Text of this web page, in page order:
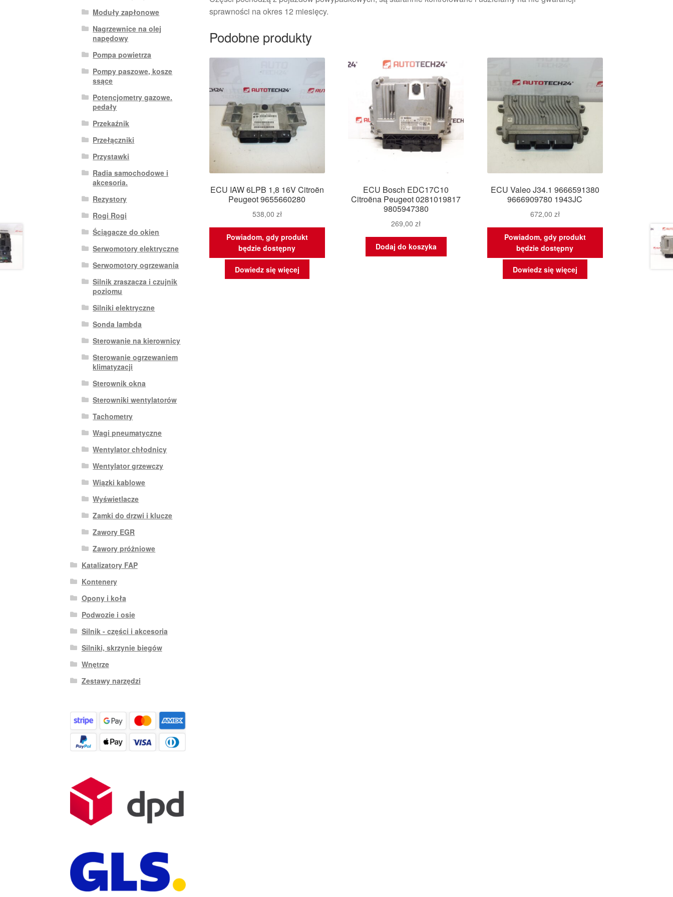
sprawności na okres 12 miesięcy.
Podobne produkty
ECU IAW 6LPB 1,8 16V Citroën
Peugeot 9655660280
538,00 zł
Powiadom, gdy produkt
będzie dostępny
Dowiedz się więcej
ECU Bosch EDC17C10
Citroëna Peugeot 0281019817
9805947380
269,00zł
Dodaj do koszyka
ECU Valeo J34.1 9666591380
9666909780 1943JC
672,00 zł
Powiadom, gdy produkt
będzie dostępny
Dowiedz się więcej
Moduły zapłonowe
Nagrzewnice na olej
napędowy
Pompa powietrza
Pompy paszowe, kosze
ssące
Potencjometry gazowe.
pedały
Przekaźnik
Przełączniki
Przystawki
Radia samochodowe i
akcesoria.
Rezystory
Rogi Rogi
Ściągacze do okien
Serwomotory elektryczne
Serwomotory ogrzewania
Silnik zraszacza i czujnik
poziomu
Silniki elektryczne
Sonda lambda
Sterowanie na kierownicy
Sterowanie ogrzewaniem
klimatyzacji
Sterownik okna
Sterowniki wentylatorów
Tachometry
Wagi pneumatyczne
Wentylator chłodnicy
Wentylator grzewczy
Wiązki kablowe
Wyświetlacze
Zamki do drzwi i klucze
Zawory EGR
Zawory próżniowe
Katalizatory FAP
Kontenery
Opony i koła
Podwozie i osie
Silnik - części i akcesoria
Silniki, skrzynie biegów
Wnętrze
Zestawy narzędzi